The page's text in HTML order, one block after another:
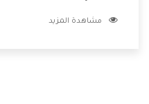
تهتم بالخدمات التى تكون
مشاهدة المزيد